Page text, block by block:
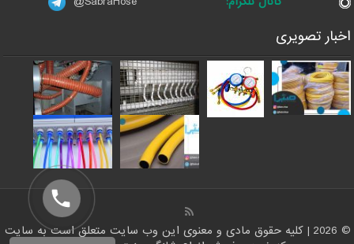
اخبار تصویری
© 2026 | کلیه حقوق مادی و معنوی این وب سایت متعلق است به سایت